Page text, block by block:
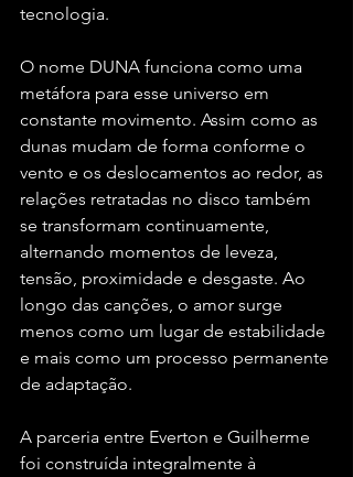
tecnologia.
O nome DUNA funciona como uma
metáfora para esse universo em
constante movimento. Assim como as
dunas mudam de forma conforme o
vento e os deslocamentos ao redor, as
relações retratadas no disco também
se transformam continuamente,
alternando momentos de leveza,
tensão, proximidade e desgaste. Ao
longo das canções, o amor surge
menos como um lugar de estabilidade
e mais como um processo permanente
de adaptação.
A parceria entre Everton e Guilherme
foi construída integralmente à